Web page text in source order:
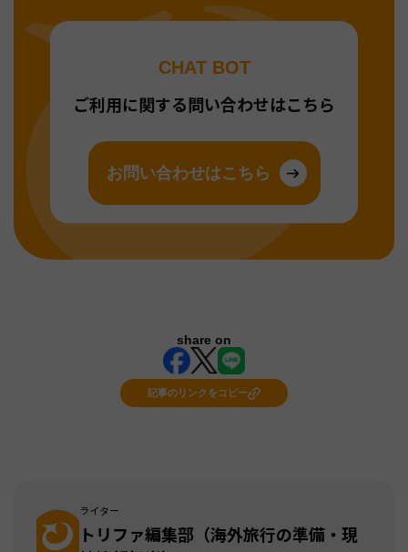
CHAT BOT
ご利用に関する問い合わせはこちら
お問い合わせはこちら
share on
記事のリンクをコピー
ライター
トリファ編集部（海外旅行の準備・現